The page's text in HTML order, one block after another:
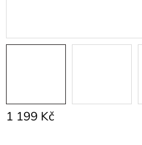
1 199 Kč